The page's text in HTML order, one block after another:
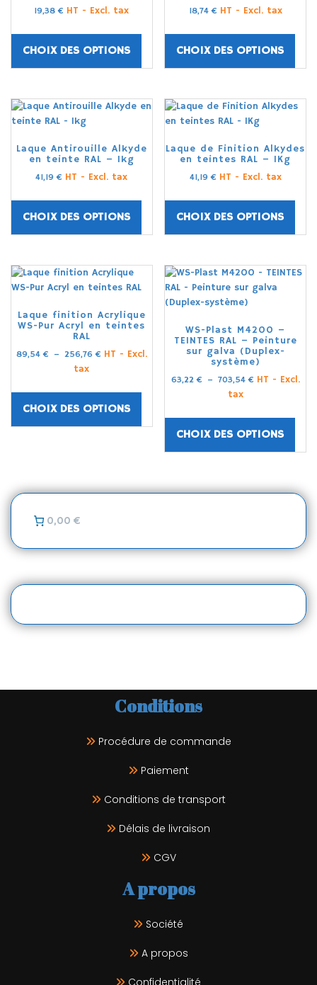
19,38€ HT - Excl. tax
CHOIX DES OPTIONS
18,74 € HT - Excl. tax
CHOIX DES OPTIONS
Laque Antirouille Alkyde
en teinte RAL – 1kg
41,19€ HT - Excl. tax
CHOIX DES OPTIONS
Laque de Finition Alkydes
en teintes RAL – 1Kg
41,19 € HT - Excl. tax
CHOIX DES OPTIONS
Laque finition Acrylique
WS-Pur Acryl en teintes
RAL
89,54 € – 256,76 € HT - Excl.
tax
CHOIX DES OPTIONS
WS-Plast M4200 –
TEINTES RAL – Peinture
sur galva (Duplex-
système)
63,22 € – 703,54 € HT - Excl.
tax
CHOIX DES OPTIONS
0,00 €
Conditions
Procédure de commande
Paiement
Conditions de transport
Délais de livraison
CGV
A propos
Société
A propos